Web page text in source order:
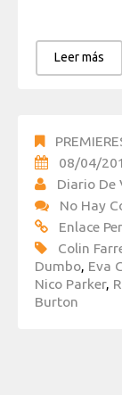
Leer más
08/04/
Diario De
No Hay
Enlace
Colin
Dumbo, Eva
Nico Parker,
Burton